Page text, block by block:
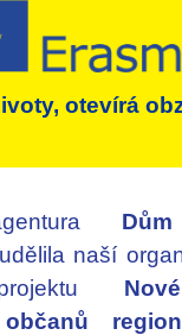
otevírá
udělila naší
občanů